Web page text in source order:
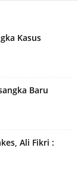
Kasus
Baru
Ali Fikri :